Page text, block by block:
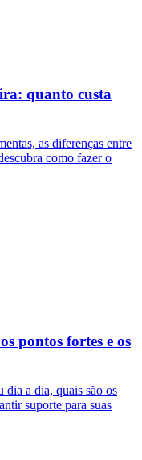
quanto custa
as diferenças entre
como fazer o
pontos fortes e os
dia a dia, quais são os
suporte para suas